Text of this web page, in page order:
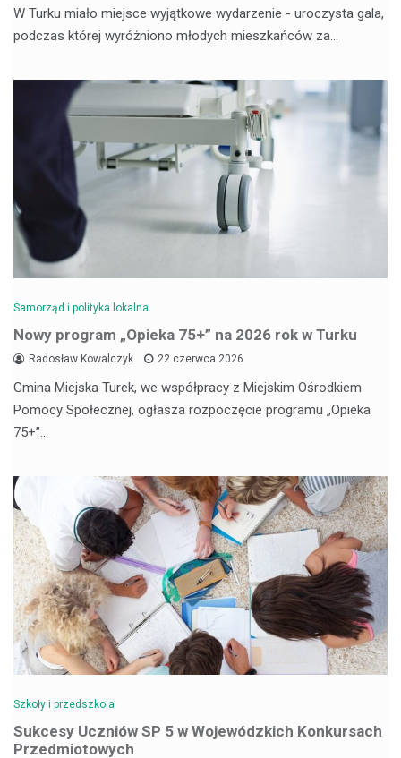
W Turku miało miejsce wyjątkowe wydarzenie - uroczysta gala,
podczas której wyróżniono młodych mieszkańców za…
Samorząd i polityka lokalna
Nowy program „Opieka 75+” na 2026 rok w Turku
Radosław Kowalczyk 22 czerwca 2026
Gmina Miejska Turek, we współpracy z Miejskim Ośrodkiem
Pomocy Społecznej, ogłasza rozpoczęcie programu „Opieka
75+”…
Szkoły i przedszkola
Sukcesy Uczniów SP 5 w Wojewódzkich Konkursach
Przedmiotowych